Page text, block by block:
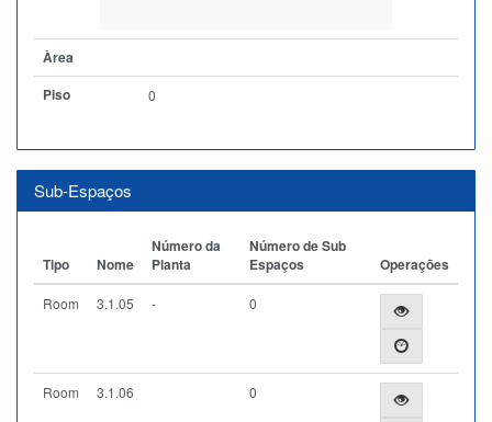
Àrea
Piso
0
Sub-Espaços
Tipo Nome
Número da
Planta
Número de Sub
Espaços
Operações
Room 3.1.05 - 0
Room 3.1.06 0